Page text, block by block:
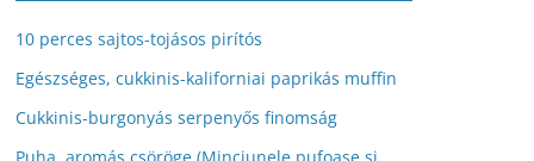
10 perces sajtos-tojásos pirítós
Egészséges, cukkinis-kaliforniai paprikás muffin
Cukkinis-burgonyás serpenyős finomság